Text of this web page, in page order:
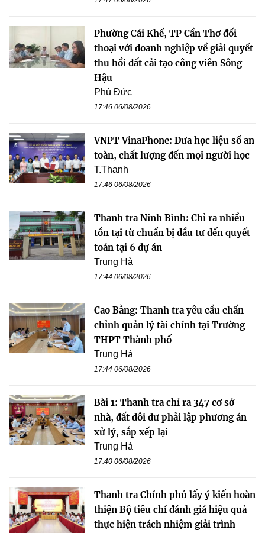
Phường Cái Khế, TP Cần Thơ đối
thoại với doanh nghiệp về giải quyết
thu hồi đất cải tạo công viên Sông
Hậu
Phú Đức
17:46 06/08/2026
VNPT VinaPhone: Đưa học liệu số an
toàn, chất lượng đến mọi người học
T.Thanh
17:46 06/08/2026
Thanh tra Ninh Bình: Chỉ ra nhiều
tồn tại từ chuẩn bị đầu tư đến quyết
toán tại 6 dự án
Trung Hà
17:44 06/08/2026
Cao Bằng: Thanh tra yêu cầu chấn
chỉnh quản lý tài chính tại Trường
THPT Thành phố
Trung Hà
17:44 06/08/2026
Bài 1: Thanh tra chỉ ra 347 cơ sở
nhà, đất dôi dư phải lập phương án
xử lý, sắp xếp lại
Trung Hà
17:40 06/08/2026
Thanh tra Chính phủ lấy ý kiến hoàn
thiện Bộ tiêu chí đánh giá hiệu quả
thực hiện trách nhiệm giải trình